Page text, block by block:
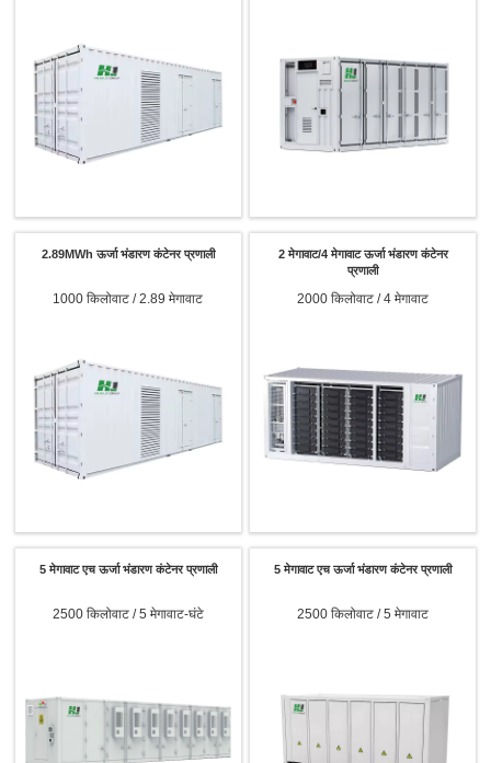
2.89MWh ऊर्जा भंडारण कंटेनर प्रणाली
1000 किलोवाट / 2.89 मेगावाट
2 मेगावाट/4 मेगावाट ऊर्जा भंडारण कंटेनर
प्रणाली
2000 किलोवाट / 4 मेगावाट
5 मेगावाट एच ऊर्जा भंडारण कंटेनर प्रणाली
2500 किलोवाट / 5 मेगावाट-घंटे
5 मेगावाट एच ऊर्जा भंडारण कंटेनर प्रणाली
2500 किलोवाट / 5 मेगावाट
संपर्क करें
हम आपके प्रश्नों का उत्तर देने और आपकी आवश्यकताओं के अनुरूप सर्वोत्तम ऊर्जा समाधान उपलब्ध कराने के लिए